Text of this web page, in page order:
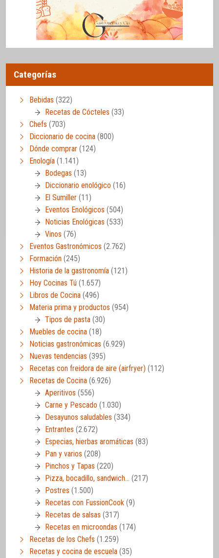
Categorías
Bebidas (322)
Recetas de Cócteles (33)
Chefs (703)
Diccionario de cocina (800)
Dónde comprar (124)
Enología (1.141)
Bodegas (13)
Diccionario enológico (16)
El Sumiller (11)
Eventos Enológicos (504)
Noticias Enológicas (533)
Vinos (76)
Eventos Gastronómicos (2.762)
Formación (245)
Historia de la gastronomía (121)
Hoy Cocinas Tú (1.657)
Libros de Cocina (496)
Materia prima y productos (954)
Tipos de pasta (30)
Muebles de cocina (18)
Noticias gastronómicas (6.929)
Nuevas tendencias (395)
Recetas con freidora de aire (airfryer) (112)
Recetas de Cocina (6.926)
Aperitivos (556)
Carne y Pescado (1.030)
Desayunos saludables (334)
Entrantes (2.672)
Especias, hierbas aromáticas (83)
Pan y varios (208)
Pinchos y Tapas (220)
Pizza, bocadillo, sandwich… (217)
Postres (1.500)
Recetas con FussionCook (9)
Recetas de salsas (317)
Recetas en microondas (174)
Recetas de los Chefs (1.259)
Recetas y cocina de escuela (35)